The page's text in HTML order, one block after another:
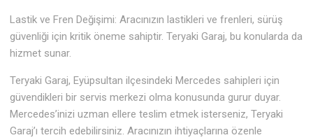
Lastik ve Fren Değişimi: Aracınızın lastikleri ve frenleri, sürüş
güvenliği için kritik öneme sahiptir. Teryaki Garaj, bu konularda da
hizmet sunar.
Teryaki Garaj, Eyüpsultan ilçesindeki Mercedes sahipleri için
güvendikleri bir servis merkezi olma konusunda gurur duyar.
Mercedes’inizi uzman ellere teslim etmek isterseniz, Teryaki
Garaj’ı tercih edebilirsiniz. Aracınızın ihtiyaçlarına özenle